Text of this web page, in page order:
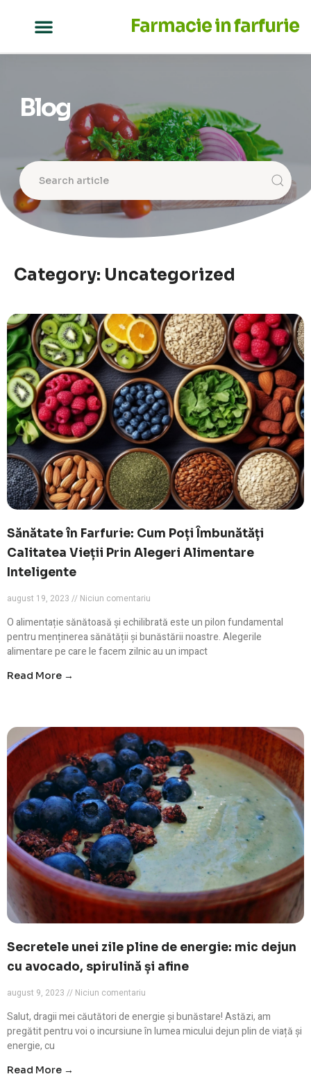
Farmacie in farfurie
Blog
Category: Uncategorized
Sănătate în Farfurie: Cum Poți Îmbunătăți
Calitatea Vieții Prin Alegeri Alimentare
Inteligente
august 19, 2023 Niciun comentariu
O alimentație sănătoasă și echilibrată este un pilon fundamental
pentru menținerea sănătății și bunăstării noastre. Alegerile
alimentare pe care le facem zilnic au un impact
Read More →
Secretele unei zile pline de energie: mic dejun
cu avocado, spirulină și afine
august 9, 2023 Niciun comentariu
Salut, dragii mei căutători de energie și bunăstare! Astăzi, am
pregătit pentru voi o incursiune în lumea micului dejun plin de viață și
energie, cu
Read More →